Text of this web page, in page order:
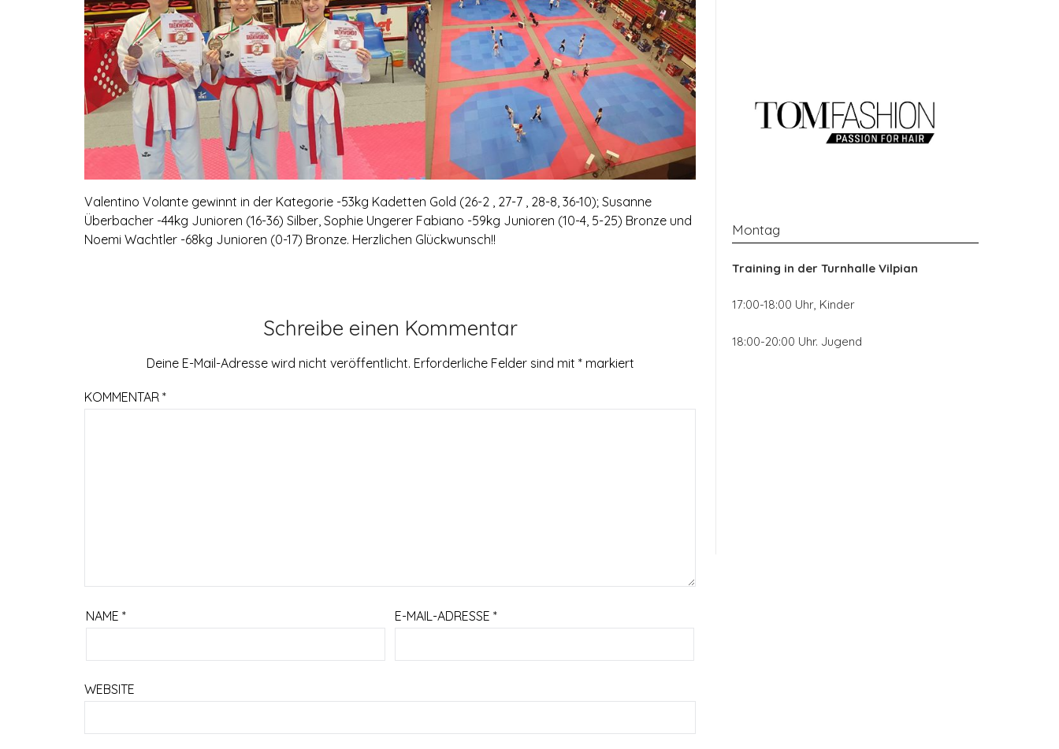
Valentino Volante gewinnt in der Kategorie -53kg Kadetten Gold (26-2 , 27-7 , 28-8, 36-10); Susanne
Überbacher -44kg Junioren (16-36) Silber, Sophie Ungerer Fabiano -59kg Junioren (10-4, 5-25) Bronze und
Noemi Wachtler -68kg Junioren (0-17) Bronze. Herzlichen Glückwunsch!!
Schreibe einen Kommentar
Deine E-Mail-Adresse wird nicht veröffentlicht. Erforderliche Felder sind mit *markiert
KOMMENTAR *
NAME * E-MAIL-ADRESSE *
WEBSITE
Montag
Training in der Turnhalle Vilpian
17:00-18:00 Uhr, Kinder
18:00-20:00 Uhr. Jugend